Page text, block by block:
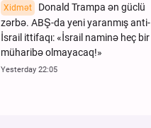
Xidmət
Donald Trampa ən güclü
zərbə. ABŞ-da yeni yaranmış anti-
İsrail ittifaqı: «İsrail naminə heç bir
müharibə olmayacaq!»
Yesterday 22:05